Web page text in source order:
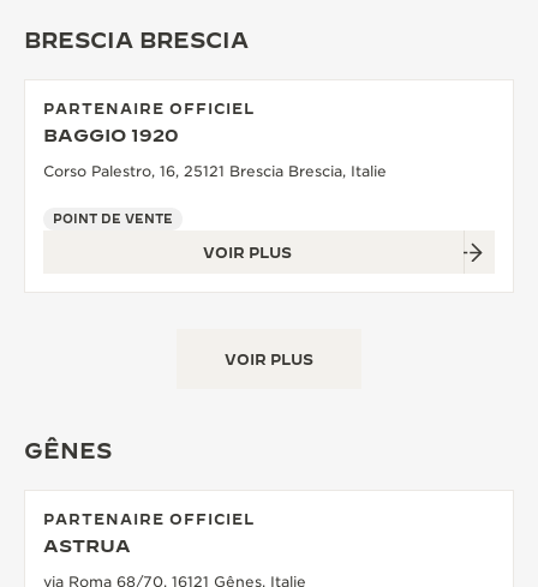
BRESCIA BRESCIA
PARTENAIRE OFFICIEL
BAGGIO 1920
Corso Palestro, 16, 25121 Brescia Brescia, Italie
POINT DE VENTE
VOIR PLUS
VOIR PLUS
GÊNES
PARTENAIRE OFFICIEL
ASTRUA
via Roma 68/70, 16121 Gênes, Italie